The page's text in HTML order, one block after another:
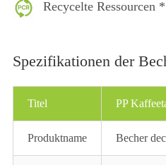
Recycelte Ressourcen *
Spezifikationen der
Titel PP
Produktname Becher